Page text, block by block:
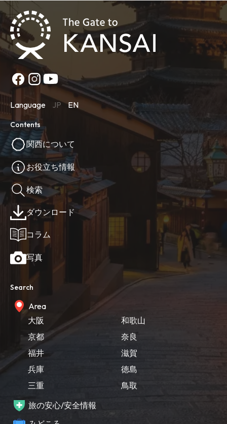
Language JP EN
Contents
関西について
お役立ち情報
検索
ダウンロード
コラム
写真
Search
Area
大阪
京都
福井
兵庫
三重
和歌山
奈良
滋賀
徳島
鳥取
旅の安心/安全情報